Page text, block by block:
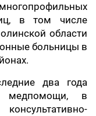
в том числе
области
больницы в
два года
медпомощи, в